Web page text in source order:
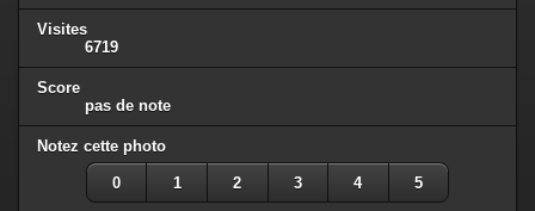
Visites
6719
Score
pas de note
Notez cette photo
0 1 2 3 4 5